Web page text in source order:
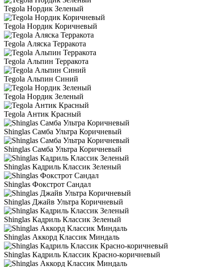
Tegola Нордик Зеленый
Tegola Нордик Коричневый
Tegola Аляска Терракота
Tegola Альпин Терракота
Tegola Альпин Синий
Tegola Нордик Зеленый
Tegola Антик Красный
Shinglas Самба Ультра Коричневый
Shinglas Самба Ультра Коричневый
Shinglas Кадриль Классик Зеленый
Shinglas Фокстрот Сандал
Shinglas Джайв Ультра Коричневый
Shinglas Кадриль Классик Зеленый
Shinglas Аккорд Классик Миндаль
Shinglas Кадриль Классик Красно-коричневый